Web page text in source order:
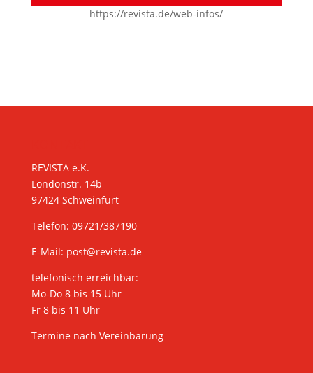
https://revista.de/web-infos/
REVISTA e.K.
Londonstr. 14b
97424 Schweinfurt
Telefon: 09721/387190
E-Mail: post@revista.de
telefonisch erreichbar:
Mo-Do 8 bis 15 Uhr
Fr 8 bis 11 Uhr
Termine nach Vereinbarung